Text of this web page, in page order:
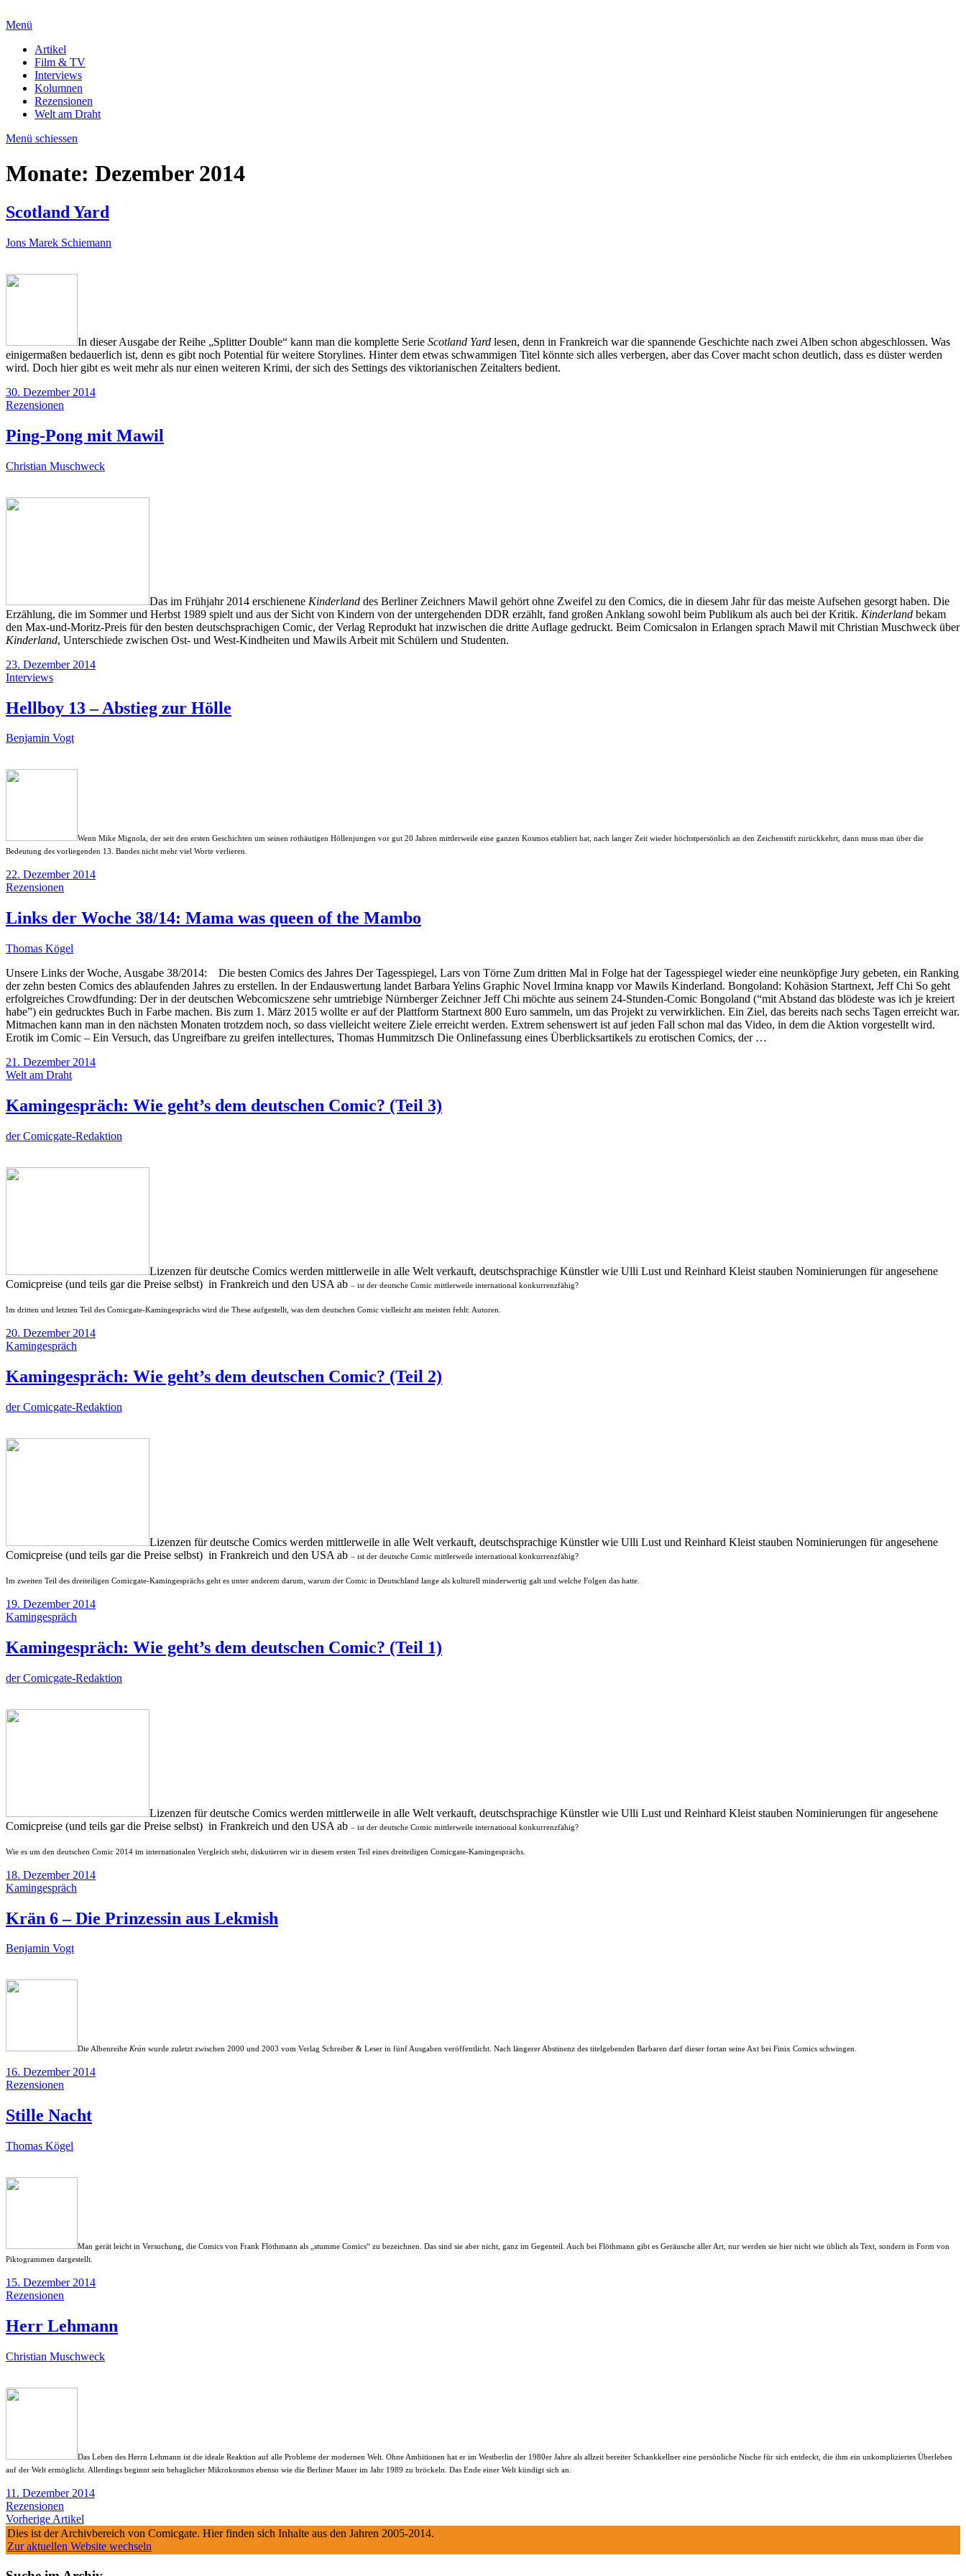
Menü
Artikel
Film & TV
Interviews
Kolumnen
Rezensionen
Welt am Draht
Menü schiessen
Monate: Dezember 2014
Scotland Yard
Jons Marek Schiemann
In dieser Ausgabe der Reihe „Splitter Double“ kann man die komplette Serie Scotland Yard lesen, denn in Frankreich war die spannende Geschichte nach zwei Alben schon abgeschlossen. Was
einigermaßen bedauerlich ist, denn es gibt noch Potential für weitere Storylines. Hinter dem etwas schwammigen Titel könnte sich alles verbergen, aber das Cover macht schon deutlich, dass es düster werden
wird. Doch hier gibt es weit mehr als nur einen weiteren Krimi, der sich des Settings des viktorianischen Zeitalters bedient.
30. Dezember 2014
Rezensionen
Ping-Pong mit Mawil
Christian Muschweck
Das im Frühjahr 2014 erschienene Kinderland des Berliner Zeichners Mawil gehört ohne Zweifel zu den Comics, die in diesem Jahr für das meiste Aufsehen gesorgt haben. Die
Erzählung, die im Sommer und Herbst 1989 spielt und aus der Sicht von Kindern von der untergehenden DDR erzählt, fand großen Anklang sowohl beim Publikum als auch bei der Kritik. Kinderland bekam
den Max-und-Moritz-Preis für den besten deutschsprachigen Comic, der Verlag Reprodukt hat inzwischen die dritte Auflage gedruckt. Beim Comicsalon in Erlangen sprach Mawil mit Christian Muschweck über
Kinderland, Unterschiede zwischen Ost- und West-Kindheiten und Mawils Arbeit mit Schülern und Studenten.
23. Dezember 2014
Interviews
Hellboy 13 – Abstieg zur Hölle
Benjamin Vogt
Wenn Mike Mignola, der seit den ersten Geschichten um seinen rothäutigen Höllenjungen vor gut 20 Jahren mittlerweile eine ganzen Kosmos etabliert hat, nach langer Zeit wieder höchstpersönlich an den Zeichenstift zurückkehrt, dann muss man über die
Bedeutung des vorliegenden 13. Bandes nicht mehr viel Worte verlieren.
22. Dezember 2014
Rezensionen
Links der Woche 38/14: Mama was queen of the Mambo
Thomas Kögel
Unsere Links der Woche, Ausgabe 38/2014: Die besten Comics des Jahres Der Tagesspiegel, Lars von Törne Zum dritten Mal in Folge hat der Tagesspiegel wieder eine neunköpfige Jury gebeten, ein Ranking
der zehn besten Comics des ablaufenden Jahres zu erstellen. In der Endauswertung landet Barbara Yelins Graphic Novel Irmina knapp vor Mawils Kinderland. Bongoland: Kohäsion Startnext, Jeff Chi So geht
erfolgreiches Crowdfunding: Der in der deutschen Webcomicszene sehr umtriebige Nürnberger Zeichner Jeff Chi möchte aus seinem 24-Stunden-Comic Bongoland (“mit Abstand das blödeste was ich je kreiert
habe”) ein gedrucktes Buch in Farbe machen. Bis zum 1. März 2015 wollte er auf der Plattform Startnext 800 Euro sammeln, um das Projekt zu verwirklichen. Ein Ziel, das bereits nach sechs Tagen erreicht war.
Mitmachen kann man in den nächsten Monaten trotzdem noch, so dass vielleicht weitere Ziele erreicht werden. Extrem sehenswert ist auf jeden Fall schon mal das Video, in dem die Aktion vorgestellt wird.
Erotik im Comic ­– Ein Versuch, das Ungreifbare zu greifen intellectures, Thomas Hummitzsch Die Onlinefassung eines Überblicksartikels zu erotischen Comics, der …
21. Dezember 2014
Welt am Draht
Kamingespräch: Wie geht’s dem deutschen Comic? (Teil 3)
der Comicgate-Redaktion
Lizenzen für deutsche Comics werden mittlerweile in alle Welt verkauft, deutschsprachige Künstler wie Ulli Lust und Reinhard Kleist stauben Nominierungen für angesehene
Comicpreise (und teils gar die Preise selbst) in Frankreich und den USA ab – ist der deutsche Comic mittlerweile international konkurrenzfähig?
Im dritten und letzten Teil des Comicgate-Kamingesprächs wird die These aufgestellt, was dem deutschen Comic vielleicht am meisten fehlt: Autoren.
20. Dezember 2014
Kamingespräch
Kamingespräch: Wie geht’s dem deutschen Comic? (Teil 2)
der Comicgate-Redaktion
Lizenzen für deutsche Comics werden mittlerweile in alle Welt verkauft, deutschsprachige Künstler wie Ulli Lust und Reinhard Kleist stauben Nominierungen für angesehene
Comicpreise (und teils gar die Preise selbst) in Frankreich und den USA ab – ist der deutsche Comic mittlerweile international konkurrenzfähig?
Im zweiten Teil des dreiteiligen Comicgate-Kamingesprächs geht es unter anderem darum, warum der Comic in Deutschland lange als kulturell minderwertig galt und welche Folgen das hatte.
19. Dezember 2014
Kamingespräch
Kamingespräch: Wie geht’s dem deutschen Comic? (Teil 1)
der Comicgate-Redaktion
Lizenzen für deutsche Comics werden mittlerweile in alle Welt verkauft, deutschsprachige Künstler wie Ulli Lust und Reinhard Kleist stauben Nominierungen für angesehene
Comicpreise (und teils gar die Preise selbst) in Frankreich und den USA ab – ist der deutsche Comic mittlerweile international konkurrenzfähig?
Wie es um den deutschen Comic 2014 im internationalen Vergleich steht, diskutieren wir in diesem ersten Teil eines dreiteiligen Comicgate-Kamingesprächs.
18. Dezember 2014
Kamingespräch
Krän 6 – Die Prinzessin aus Lekmish
Benjamin Vogt
Die Albenreihe Krän wurde zuletzt zwischen 2000 und 2003 vom Verlag Schreiber & Leser in fünf Ausgaben veröffentlicht. Nach längerer Abstinenz des titelgebenden Barbaren darf dieser fortan seine Axt bei Finix Comics schwingen.
16. Dezember 2014
Rezensionen
Stille Nacht
Thomas Kögel
Man gerät leicht in Versuchung, die Comics von Frank Flöthmann als „stumme Comics“ zu bezeichnen. Das sind sie aber nicht, ganz im Gegenteil. Auch bei Flöthmann gibt es Geräusche aller Art, nur werden sie hier nicht wie üblich als Text, sondern in Form von
Piktogrammen dargestellt.
15. Dezember 2014
Rezensionen
Herr Lehmann
Christian Muschweck
Das Leben des Herrn Lehmann ist die ideale Reaktion auf alle Probleme der modernen Welt. Ohne Ambitionen hat er im Westberlin der 1980er Jahre als allzeit bereiter Schankkellner eine persönliche Nische für sich entdeckt, die ihm ein unkompliziertes Überleben
auf der Welt ermöglicht. Allerdings beginnt sein behaglicher Mikrokosmos ebenso wie die Berliner Mauer im Jahr 1989 zu bröckeln. Das Ende einer Welt kündigt sich an.
11. Dezember 2014
Rezensionen
Vorherige Artikel
Dies ist der Archivbereich von Comicgate. Hier finden sich Inhalte aus den Jahren 2005-2014.
Zur aktuellen Website wechseln